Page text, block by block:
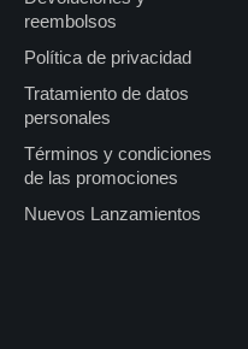
reembolsos
Política de privacidad
Tratamiento de datos
personales
Términos y condiciones
de las promociones
Nuevos Lanzamientos